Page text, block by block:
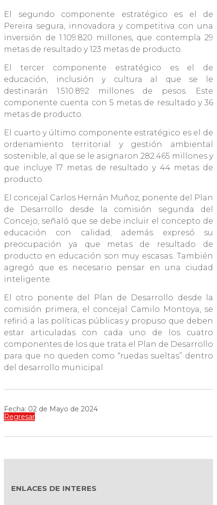
El segundo componente estratégico es el de
Pereira segura, innovadora y competitiva con una
inversión de 1.109.820 millones, que contempla 29
metas de resultado y 123 metas de producto.
El tercer componente estratégico es el de
educación, inclusión y cultura al que se le
destinarán 1.510.892 millones de pesos. Este
componente cuenta con 5 metas de resultado y 36
metas de producto.
El cuarto y último componente estratégico es el de
ordenamiento territorial y gestión ambiental
sostenible, al que se le asignaron 282.465 millones y
que incluye 17 metas de resultado y 44 metas de
producto.
El concejal Carlos Hernán Muñoz, ponente del Plan
de Desarrollo desde la comisión segunda del
Concejo, señaló que se debe incluir el concepto de
educación con calidad; además expresó su
preocupación ya que metas de resultado de
producto en educación son muy escasas. También
agregó que es necesario pensar en una ciudad
inteligente.
El otro ponente del Plan de Desarrollo desde la
comisión primera, el concejal Camilo Montoya, se
refirió a las políticas públicas y propuso que deben
estar articuladas con cada uno de los cuatro
componentes de los que trata el Plan de Desarrollo
para que no queden como “ruedas sueltas” dentro
del desarrollo municipal.
Fecha: 02 de Mayo de 2024
Regresar
ENLACES DE INTERES